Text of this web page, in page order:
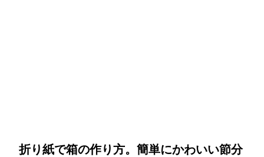
折り紙で箱の作り方。簡単にかわいい節分